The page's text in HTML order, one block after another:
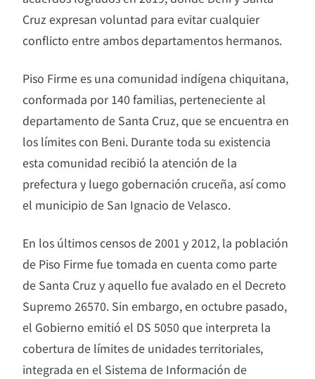
Cruz expresan voluntad para evitar cualquier
conflicto entre ambos departamentos hermanos.
Piso Firme es una comunidad indígena chiquitana,
conformada por 140 familias, perteneciente al
departamento de Santa Cruz, que se encuentra en
los límites con Beni. Durante toda su existencia
esta comunidad recibió la atención de la
prefectura y luego gobernación cruceña, así como
el municipio de San Ignacio de Velasco.
En los últimos censos de 2001 y 2012, la población
de Piso Firme fue tomada en cuenta como parte
de Santa Cruz y aquello fue avalado en el Decreto
Supremo 26570. Sin embargo, en octubre pasado,
el Gobierno emitió el DS 5050 que interpreta la
cobertura de límites de unidades territoriales,
integrada en el Sistema de Información de